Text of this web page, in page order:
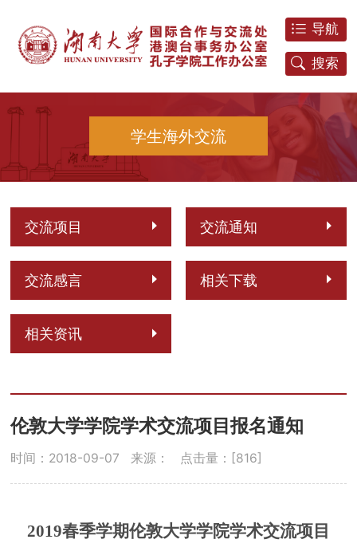
导航
搜索
学生海外交流
交流项目 交流通知
交流感言 相关下载
相关资讯
伦敦大学学院学术交流项目报名通知
时间：2018-09-07 来源： 点击量：[816]
2019春季学期伦敦大学学院学术交流项目